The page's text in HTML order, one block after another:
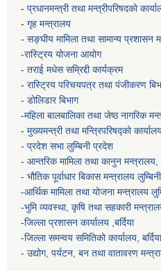
- प्रधानमन्त्री तथा मन्त्रीपरिषदको
- गृह मन्त्रालय
- सङ्घीय मामिला तथा सामान्य प्रशासन
-रास्ट्रिय योजना आयोग
- तराई मधेस सम्रिद्दी कार्यक्रम
- रास्ट्रिय परिचयपत्र तथा पंजीकरण
- डोलिडार बिभाग
-महिला बालबालिका तथा जेष्ठ नागरिक
- मुख्यमन्त्री तथा मन्त्रिपरिषद्को
- प्रदेश सभा लुम्बिनी प्रदेश
- आन्तरिक मामिला तथा कानुन मन्त्रालय,
- भौतिक पूर्वाधार बिकास मन्त्रालय
-आर्थिक मामिला तथा योजना मन्त्रालय
-भुमि व्यवस्था, कृषि तथा सहकारी
-जिल्ला प्रशासन कार्यालय ,बर्दिया
-जिल्ला समन्वय समितिको कार्यालय,
- उद्योग, पर्यटन, बन तथा वातावरण